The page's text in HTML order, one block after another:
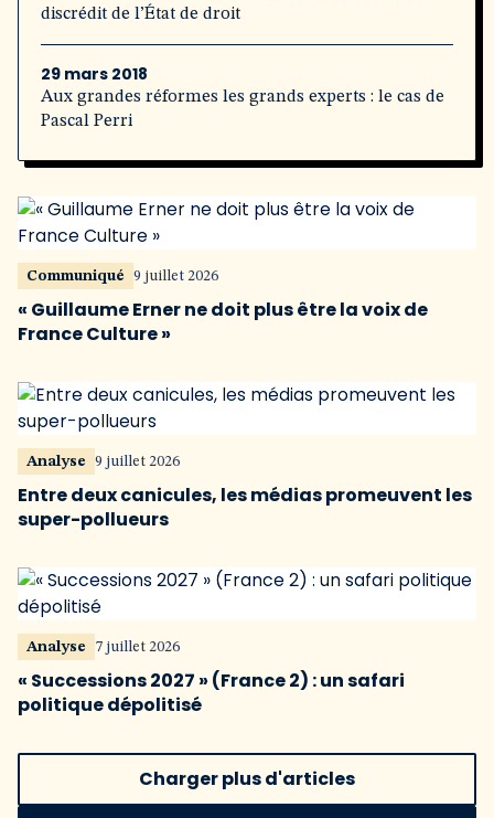
discrédit de l’État de droit
29 mars 2018
Aux grandes réformes les grands experts : le cas de
Pascal Perri
Communiqué 9 juillet 2026
« Guillaume Erner ne doit plus être la voix de
France Culture »
Analyse 9 juillet 2026
Entre deux canicules, les médias promeuvent les
super-pollueurs
Analyse 7 juillet 2026
« Successions 2027 » (France 2) : un safari
politique dépolitisé
Charger plus d'articles